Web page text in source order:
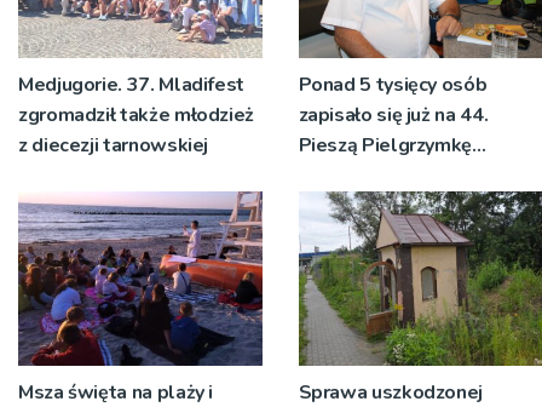
Medjugorie. 37. Mladifest
zgromadził także młodzież
z diecezji tarnowskiej
Ponad 5 tysięcy osób
zapisało się już na 44.
Pieszą Pielgrzymkę
Msza święta na plaży i
Sprawa uszkodzonej